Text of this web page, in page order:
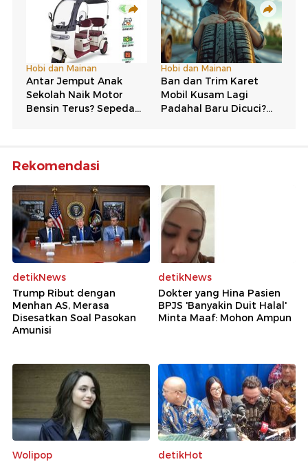
Rekomendasi
detikNews
Trump Ribut dengan
Menhan AS, Merasa
Disesatkan Soal Pasokan
Amunisi
detikNews
Dokter yang Hina Pasien
BPJS 'Banyakin Duit Halal'
Minta Maaf: Mohon Ampun
Wolipop
detikHot